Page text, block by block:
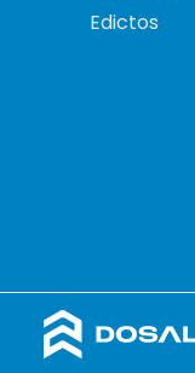
Edictos